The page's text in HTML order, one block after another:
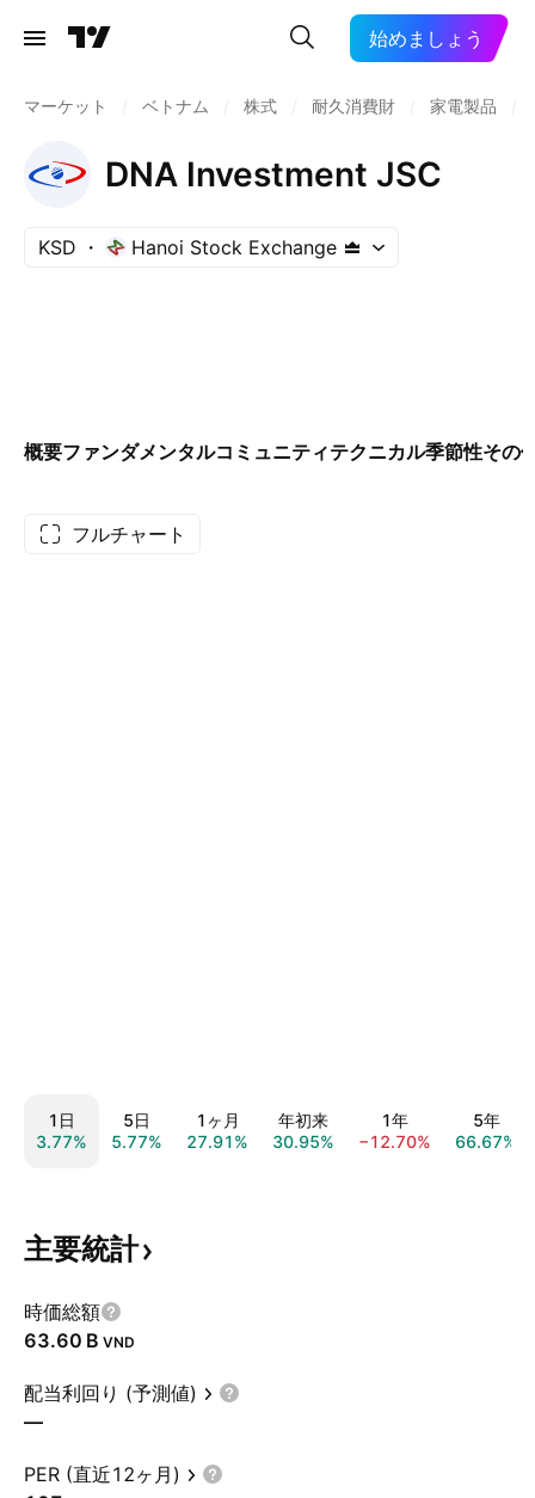
始めましょう
マーケット ベトナム 株式 耐久消費財 家電製品
DNA Investment JSC
KSD Hanoi Stock Exchange
概要ファンダメンタルコミュニティテクニカル季節性その
フルチャート
1日
3.77%
5日
5.77%
1ヶ月
27.91%
年初来
30.95%
1年
−12.70%
5年
66.67%
主要統計
時価総額
‪63.60 B‬ VND
配当利回り (予測値)
—
PER (直近12ヶ月)